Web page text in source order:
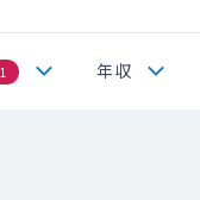
1 年収